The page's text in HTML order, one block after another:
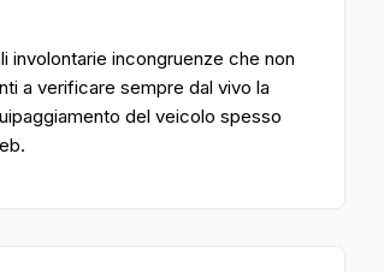
involontarie incongruenze che non
a verificare sempre dal vivo la
del veicolo spesso